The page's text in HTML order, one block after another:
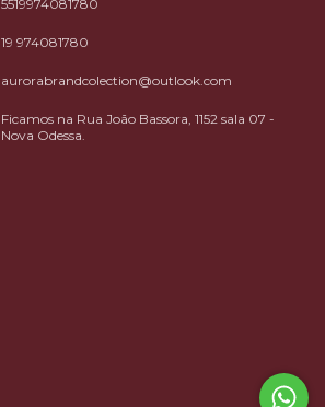
5519974081780
19 974081780
aurorabrandcolection@outlook.com
Ficamos na Rua João Bassora, 1152 sala 07 -
Nova Odessa.